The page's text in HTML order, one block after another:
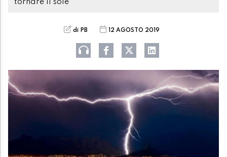
tornare il sole
di PB 12 AGOSTO 2019